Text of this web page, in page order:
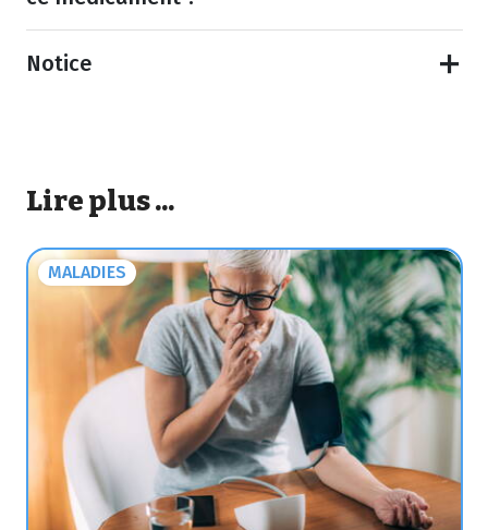
Notice
Lire plus ...
MALADIES